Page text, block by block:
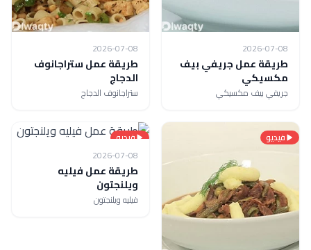
2026-07-08
طريقة عمل جريفي بيف
مكسيكي
جريفي بيف مكسيكي
2026-07-08
طريقة عمل ستراجانوف
الدجاج
ستراجانوف الدجاج
فيديو
فيديو
2026-07-08
طريقة عمل فيليه
ويلنجتون
فيليه ويلنجتون